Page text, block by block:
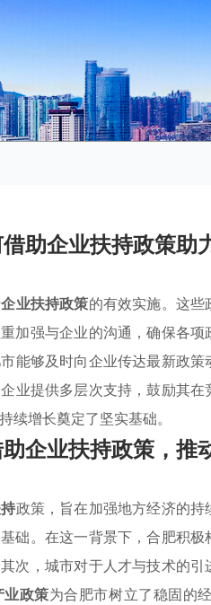
助企业扶持政策助
企业扶持政策的有效实施。这
加强与企业的沟通，确保各
市能够及时向企业传达最新政
业提供多层次支持，鼓励其
续增长奠定了坚实基础。
企业扶持政策，推
政策，旨在加强地方经济的
础。在这一背景下，合肥积
次，城市对于人才与技术的
业政策为合肥市树立了稳固的